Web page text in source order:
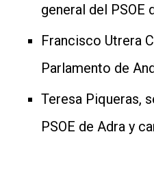
general del PSOE
Francisco Utrera
Parlamento de
Teresa Piqueras,
PSOE de Adra y